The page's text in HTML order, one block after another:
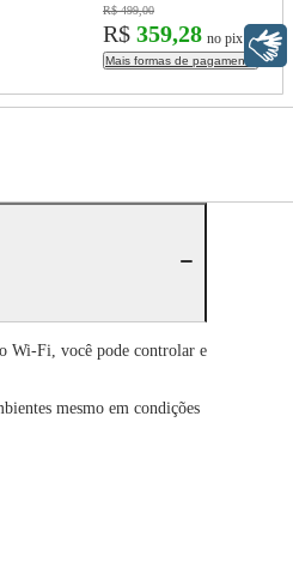
R$ 499,00
R$ 359,28 no pix
Mais formas de pagamento
Wi-Fi, você pode controlar e
mesmo em condições
Libras